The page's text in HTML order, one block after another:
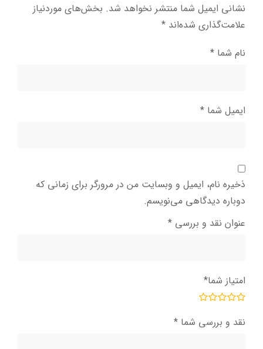
نشانی ایمیل شما منتشر نخواهد شد. بخش‌های موردنیاز
علامت‌گذاری شده‌اند *
نام شما *
ایمیل شما *
ذخیره نام، ایمیل و وبسایت من در مرورگر برای زمانی که
دوباره دیدگاهی می‌نویسم.
عنوان نقد و بررسی *
امتیاز شما*
نقد و بررسی شما *